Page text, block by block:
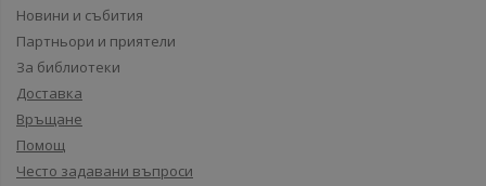
Новини и събития
Партньори и приятели
За библиотеки
Доставка
Връщане
Помощ
Често задавани въпроси